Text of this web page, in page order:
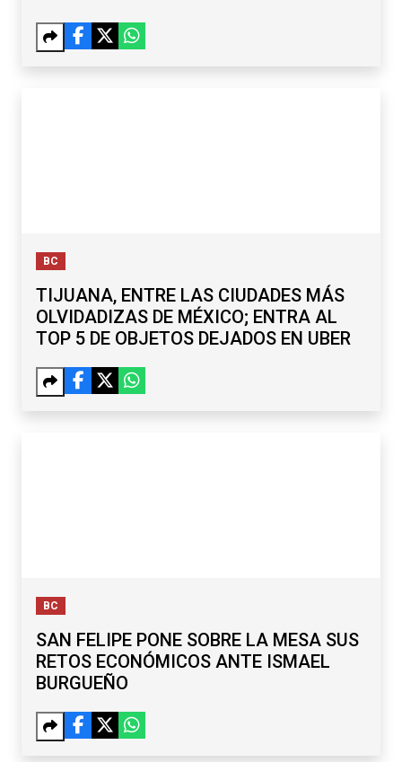
BC
TIJUANA, ENTRE LAS CIUDADES MÁS
OLVIDADIZAS DE MÉXICO; ENTRA AL
TOP 5 DE OBJETOS DEJADOS EN UBER
BC
SAN FELIPE PONE SOBRE LA MESA SUS
RETOS ECONÓMICOS ANTE ISMAEL
BURGUEÑO